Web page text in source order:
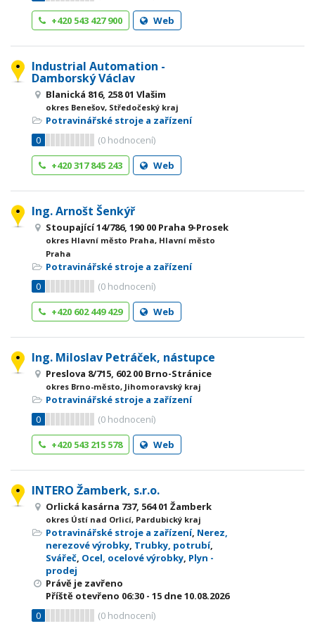
+420 543 427 900
Web
Industrial Automation -
Damborský Václav
Blanická 816, 258 01 Vlašim
okres Benešov, Středočeský kraj
Potravinářské stroje a zařízení
0
(0 hodnocení)
+420 317 845 243
Web
Ing. Arnošt Šenkýř
Stoupající 14/786, 190 00 Praha 9-Prosek
okres Hlavní město Praha, Hlavní město
Praha
Potravinářské stroje a zařízení
0
(0 hodnocení)
+420 602 449 429
Web
Ing. Miloslav Petráček, nástupce
Preslova 8/715, 602 00 Brno-Stránice
okres Brno-město, Jihomoravský kraj
Potravinářské stroje a zařízení
0
(0 hodnocení)
+420 543 215 578
Web
INTERO Žamberk, s.r.o.
Orlická kasárna 737, 564 01 Žamberk
okres Ústí nad Orlicí, Pardubický kraj
Potravinářské stroje a zařízení, Nerez,
nerezové výrobky, Trubky, potrubí,
Svářeč, Ocel, ocelové výrobky, Plyn -
prodej
Právě je zavřeno
Příště otevřeno 06:30 - 15 dne 10.08.2026
0
(0 hodnocení)